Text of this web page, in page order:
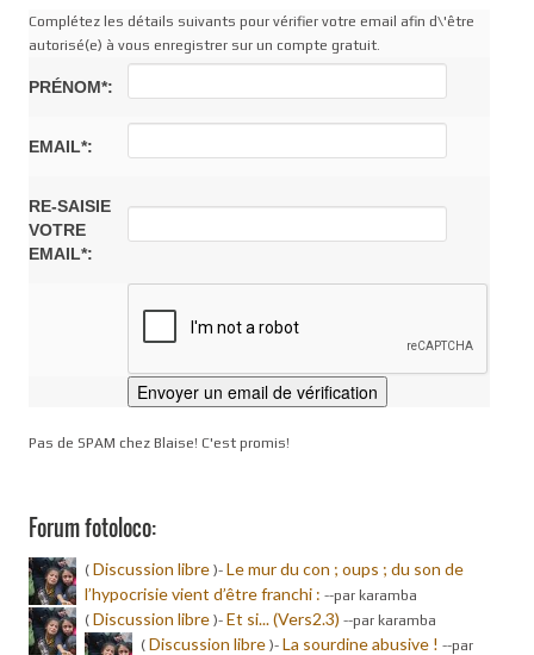
Complétez les détails suivants pour vérifier votre email afin d\'être
autorisé(e) à vous enregistrer sur un compte gratuit.
PRÉNOM*:
EMAIL*:
RE-SAISIE
VOTRE
EMAIL*:
Pas de SPAM chez Blaise! C'est promis!
Forum fotoloco:
( Discussion libre )- Le mur du con ; oups ; du son de
l’hypocrisie vient d’être franchi : --par karamba
( Discussion libre )- Et si... (Vers2.3) --par karamba
( Discussion libre )- La sourdine abusive ! --par